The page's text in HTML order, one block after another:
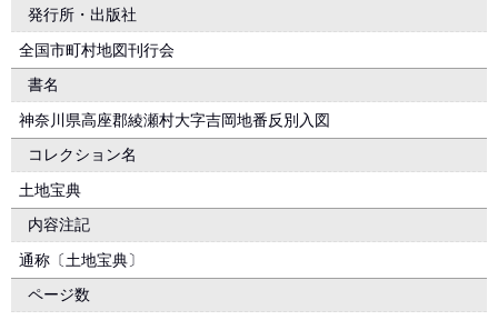
発行所・出版社
全国市町村地図刊行会
書名
神奈川県高座郡綾瀬村大字吉岡地番反別入図
コレクション名
土地宝典
内容注記
通称〔土地宝典〕
ページ数